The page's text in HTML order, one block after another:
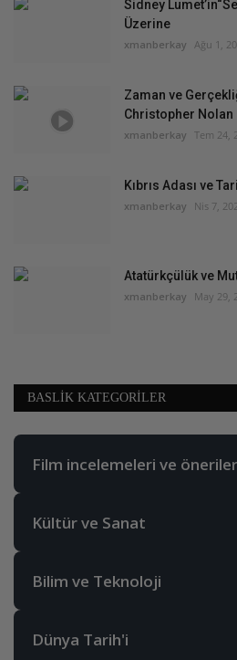
Sidney
Üzerine
xmanberkay Ağu 1,
Zaman ve
Christopher Nolan
xmanberkay Tem 24,
Kıbrıs Adası ve
xmanberkay Nis 7,
Atatürkçülük ve
xmanberkay May 29,
BASLIK KATEGORILER
Film incelemeleri ve öneriler
Kültür ve Sanat
Bilim ve Teknoloji
Dünya Tarih'i